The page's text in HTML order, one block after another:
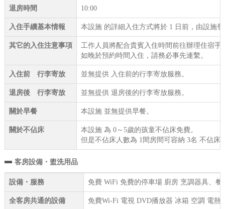
退房時間 10:00
入住手續基本情報 本設施 的詳細入住方式將於 1 日前，由設施
其它的入住注意事項
工作人員將配合貴賓入住時間前往辦理住宿手
如晚於預約時間入住，請務必事先連繫。
入住前 行李寄放 並無提供 入住前的行李寄放服務。
退房後 行李寄放 並無提供 退房後的行李寄放服務。
關於早餐 本設施 並無提供早餐。
關於不佔床
本設施 為 0～5歲的孩童不佔床免費。
但是不佔床人數為 1間房間可容納 3名 不佔床
客房設備・盥洗用品
設備・服務 免費 WiFi 免費的停車場 廚房 烹調器具、
全客房共通的設備 免費Wi-Fi 電視 DVD播放器 冰箱 空調 電